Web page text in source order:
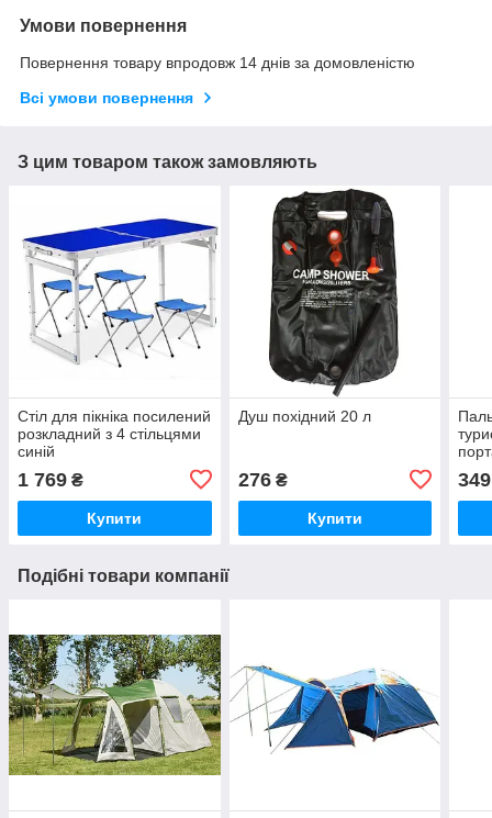
Умови повернення
Повернення товару впродовж 14 днів за домовленістю
Всі умови повернення
З цим товаром також замовляють
Стіл для пікніка посилений
розкладний з 4 стільцями
синій
1 769 ₴
Купити
Душ похідний 20 л
276₴
Купити
349
Подібні товари компанії